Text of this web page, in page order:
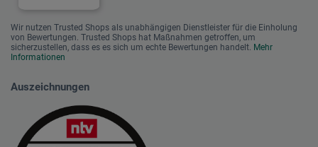
Wir nutzen Trusted Shops als unabhängigen Dienstleister für die Einholung
von Bewertungen. Trusted Shops hat Maßnahmen getroffen, um
sicherzustellen, dass es es sich um echte Bewertungen handelt. Mehr
Informationen
Auszeichnungen